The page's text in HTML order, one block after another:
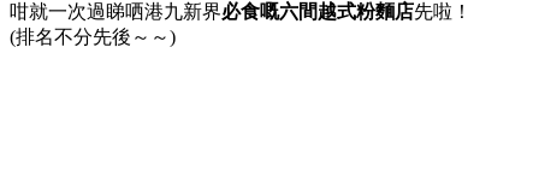
咁就一次過睇哂港九新界必食嘅六間越式粉麵店先啦！
(排名不分先後～～)